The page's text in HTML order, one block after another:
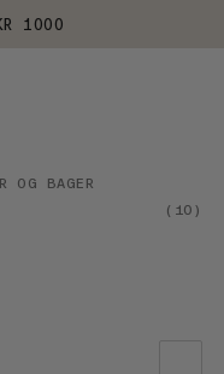
1000
OG BAGER
( 10 )